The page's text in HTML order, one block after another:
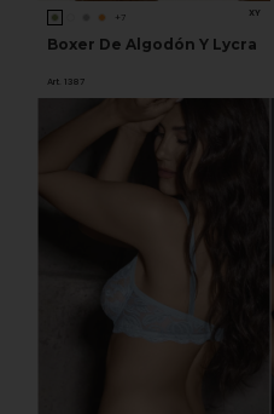
+7 XY
Boxer De Algodón Y Lycra
Art. 1387